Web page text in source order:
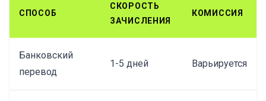
СПОСОБ
СКОРОСТЬ
ЗАЧИСЛЕНИЯ
КОМИССИЯ
Банковский
перевод
1-5 дней Варьируется